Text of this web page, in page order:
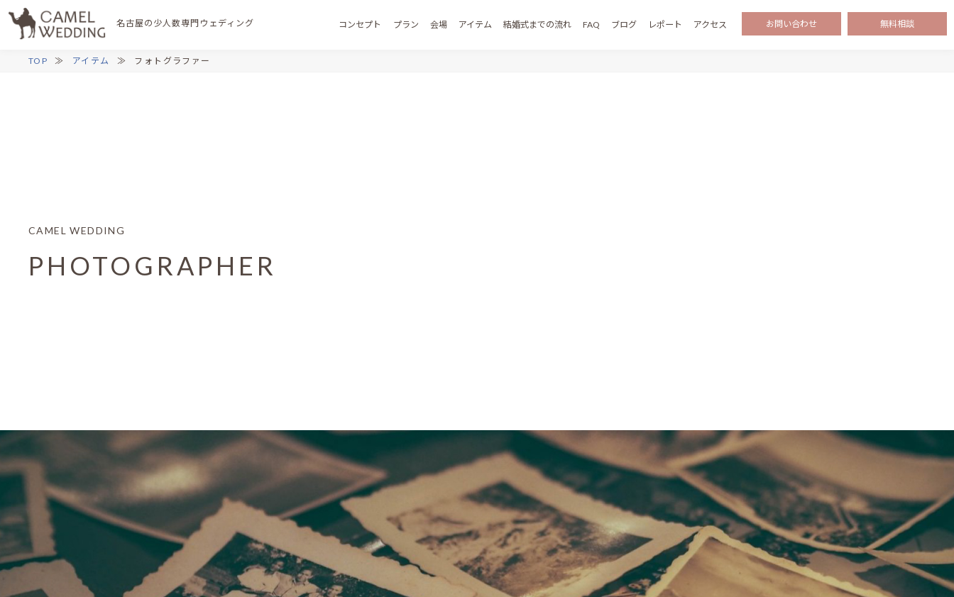
名古屋の少人数専門 ウェディング コンセプト プラン 会場 アイテム 結婚式までの流れ FAQ ブログ レポート アクセス お問い合わせ 無料相談
TOP アイテム フォトグラファー
CAMEL WEDDING
PHOTOGRAPHER